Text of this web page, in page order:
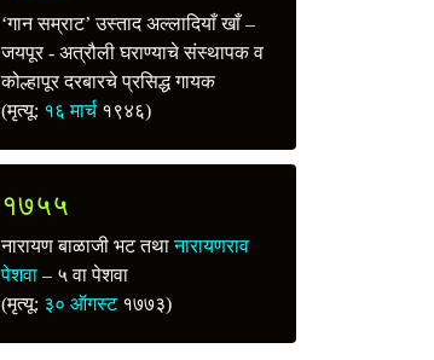
‘गान सम्राट’ उस्ताद अल्लादियाँ खाँ –
जयपूर - अत्रौली घराण्याचे संस्थापक व
कोल्हापूर दरबारचे प्रसिद्ध गायक
(मृत्यू: १६ मार्च १९४६)
१७५५
नारायण बाळाजी भट तथानारायणराव
पेशवा – ५ वा पेशवा
(मृत्यू: ३० ऑगस्ट१७७३)